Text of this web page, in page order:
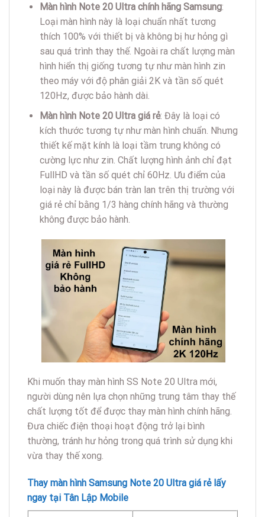
Màn hình Note 20 Ultra chính hãng Samsung:
Loại màn hình này là loại chuẩn nhất tương
thích 100% với thiết bị và không bị hư hỏng gì
sau quá trình thay thế. Ngoài ra chất lượng màn
hình hiển thị giống tương tự như màn hình zin
theo máy với độ phân giải 2K và tần số quét
120Hz, được bảo hành dài.
Màn hình Note 20 Ultra giá rẻ: Đây là loại có
kích thước tương tự như màn hình chuẩn. Nhưng
thiết kế mặt kính là loại tầm trung không có
cường lực như zin. Chất lượng hình ảnh chỉ đạt
FullHD và tần số quét chỉ 60Hz. Ưu điểm của
loại này là được bán tràn lan trên thị trường với
giá rẻ chỉ bằng 1/3 hàng chính hãng và thường
không được bảo hành.
Khi muốn thay màn hình SS Note 20 Ultra mới,
người dùng nên lựa chọn những trung tâm thay thế
chất lượng tốt để được thay màn hình chính hãng.
Đưa chiếc điện thoại hoạt động trở lại bình
thường, tránh hư hỏng trong quá trình sử dụng khi
vừa thay thế xong.
Thay màn hình Samsung Note 20 Ultra giá rẻ lấy
ngay tại Tân Lập Mobile